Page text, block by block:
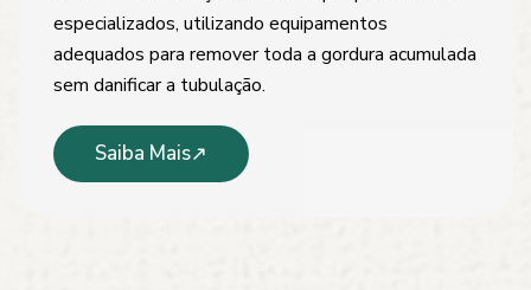
especializados, utilizando equipamentos
adequados para remover toda a gordura acumulada
sem danificar a tubulação.
Saiba Mais